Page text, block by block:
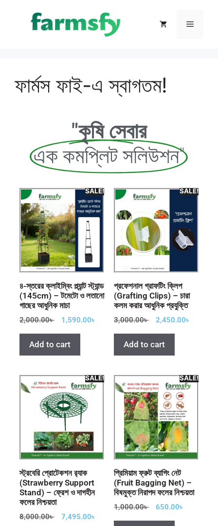
ফার্মস ফাই-এ স্বাগতম!
"কৃষি সেবার
এক কমপ্লিট সলিউশন"
SALE!
৪-স্তরের ক্লাইম্বিং প্ল্যান্ট স্ট্যান্ড
(145cm) – টমেটো ও লতানো
গাছের আধুনিক মাচা
2,000.00৳ 1,590.00৳
Add to cart
SALE!
প্রফেশনাল গ্রাফটিং ক্লিপ
(Grafting Clips) – চারা
কলম করার আধুনিক প্রযুক্তি
3,000.00৳ 2,450.00৳
Add to cart
SALE!
স্ট্রবেরি প্রোটেকশন র‍্যাক
(Strawberry Support
Stand) – ফ্রেশ ও দাগহীন
ফলের নিশ্চয়তা
8,000.00৳ 7,495.00৳
SALE!
প্রিমিয়াম ফ্রুট ব্যাগিং নেট
(Fruit Bagging Net) –
বিষমুক্ত নিরাপদ ফলের নিশ্চয়তা
1,000.00৳ 650.00৳